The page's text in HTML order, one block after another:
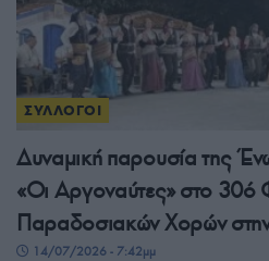
ΣΥΛΛΟΓΟΙ
Δυναμική παρουσία της
«Οι Αργοναύτες» στο 30ό
Παραδοσιακών Χορών
14/07/2026 - 7:42μμ